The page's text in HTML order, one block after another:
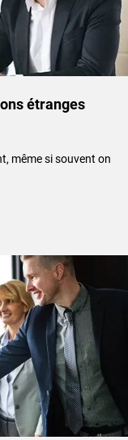
étranges
même si souvent on